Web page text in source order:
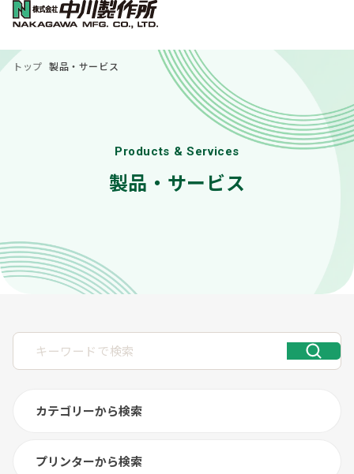
トップ 製品・サービス
Products & Services
製品・サービス
カテゴリーから検索
プリンターから検索